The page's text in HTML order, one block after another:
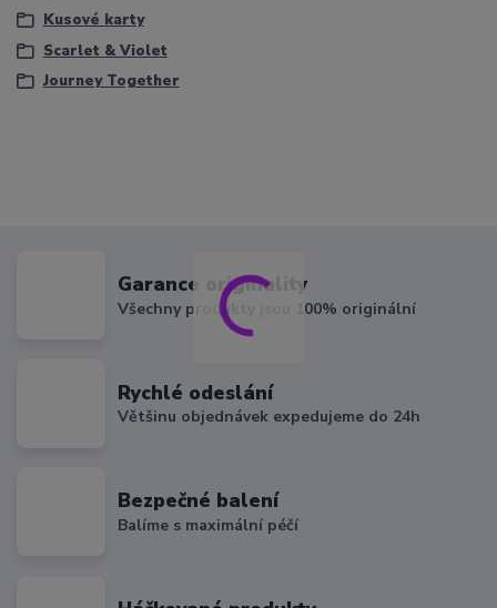
Kusové karty
Scarlet & Violet
Journey Together
Garance originality
Všechny produkty jsou 100% originální
Rychlé odeslání
Většinu objednávek expedujeme do 24h
Bezpečné balení
Balíme s maximální péčí